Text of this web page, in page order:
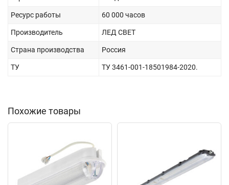
Ресурс работы 60 000 часов
Производитель ЛЕД СВЕТ
Страна производства Россия
ТУ ТУ 3461-001-18501984-2020.
Похожие товары